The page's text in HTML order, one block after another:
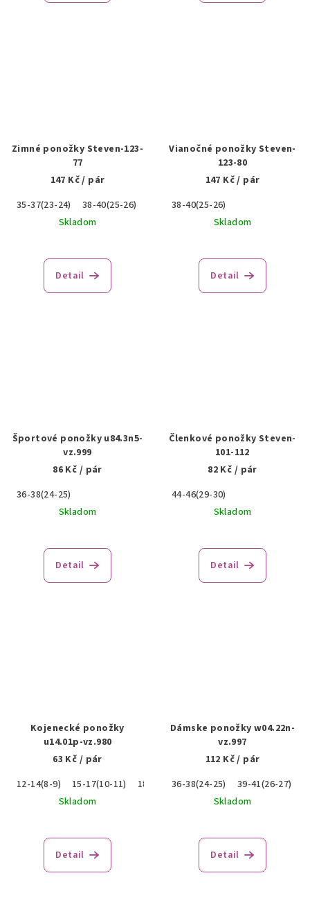
Zimné ponožky Steven-123-
77
147 Kč/ pár
35-37(23-24)
38-40(25-26)
Skladom
Detail
Vianočné ponožky Steven-
123-80
147 Kč/ pár
38-40(25-26)
Skladom
Detail
Športové ponožky u84.3n5-
vz.999
86 Kč / pár
36-38(24-25)
Skladom
Detail
Členkové ponožky Steven-
101-112
82 Kč / pár
44-46(29-30)
Skladom
Detail
Kojenecké ponožky
u14.01p-vz.980
63 Kč / pár
12-14(8-9)
15-17(10-11)
18-20(12-13)
Skladom
Detail
Dámske ponožky w04.22n-
vz.997
112 Kč/ pár
36-38(24-25)
39-41(26-27)
Skladom
Detail